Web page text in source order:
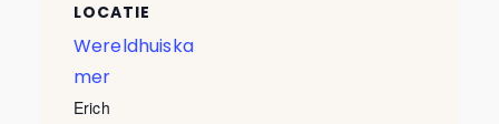
LOCATIE
Wereldhuiska
mer
Erich